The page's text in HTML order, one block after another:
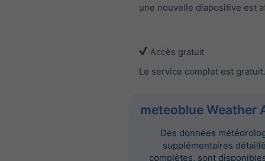
une nouvelle diapositive est
Accès gratuit
Le service complet est gratuit.
meteoblue Weather
Des données
supplémentaires
complètes, sont